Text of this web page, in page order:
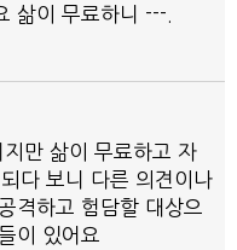
삶이 무료하니 ---.
만 삶이 무료하고 자
다 보니 다른 의견이나
격하고 험담할 대상으
이 있어요